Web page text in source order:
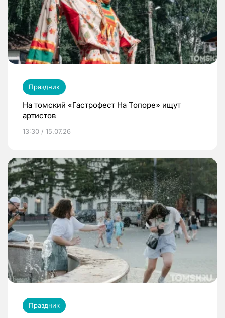
Праздник
На томский «Гастрофест На Топоре» ищут
артистов
13:30 / 15.07.26
Праздник